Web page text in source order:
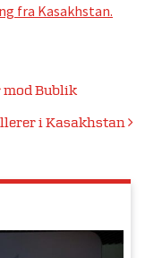
fra Kasakhstan.
mod Bublik
i Kasakhstan